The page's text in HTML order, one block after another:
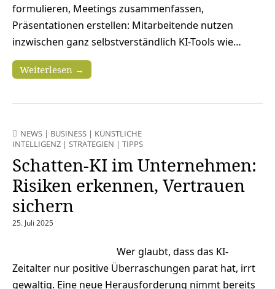
formulieren, Meetings zusammenfassen,
Präsentationen erstellen: Mitarbeitende nutzen
inzwischen ganz selbstverständlich KI-Tools wie…
Weiterlesen →
NEWS | BUSINESS | KÜNSTLICHE
INTELLIGENZ | STRATEGIEN | TIPPS
Schatten-KI im Unternehmen:
Risiken erkennen, Vertrauen
sichern
25. Juli 2025
Wer glaubt, dass das KI-
Zeitalter nur positive Überraschungen parat hat, irrt
gewaltig. Eine neue Herausforderung nimmt bereits